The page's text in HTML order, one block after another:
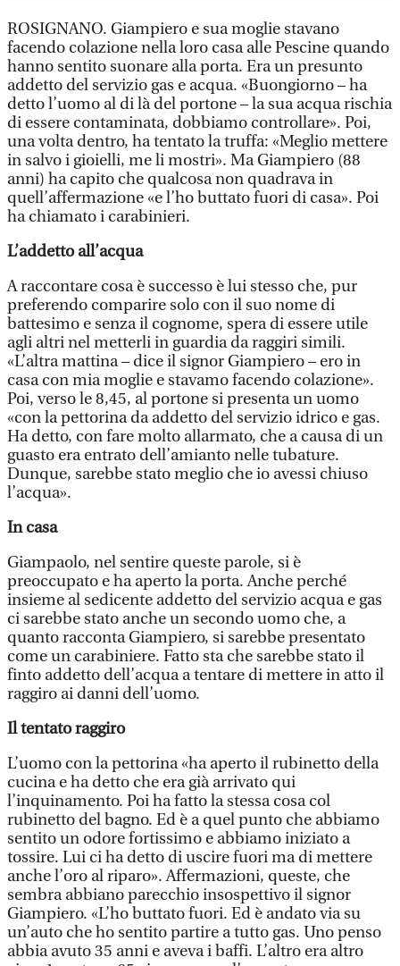
ROSIGNANO. Giampiero e sua moglie stavano
facendo colazione nella loro casa alle Pescine quando
hanno sentito suonare alla porta. Era un presunto
addetto del servizio gas e acqua. «Buongiorno – ha
detto l’uomo al di là del portone – la sua acqua rischia
di essere contaminata, dobbiamo controllare». Poi,
una volta dentro, ha tentato la truffa: «Meglio mettere
in salvo i gioielli, me li mostri». Ma Giampiero (88
anni) ha capito che qualcosa non quadrava in
quell’affermazione «e l’ho buttato fuori di casa». Poi
ha chiamato i carabinieri.
L’addetto all’acqua
A raccontare cosa è successo è lui stesso che, pur
preferendo comparire solo con il suo nome di
battesimo e senza il cognome, spera di essere utile
agli altri nel metterli in guardia da raggiri simili.
«L’altra mattina – dice il signor Giampiero – ero in
casa con mia moglie e stavamo facendo colazione».
Poi, verso le 8,45, al portone si presenta un uomo
«con la pettorina da addetto del servizio idrico e gas.
Ha detto, con fare molto allarmato, che a causa di un
guasto era entrato dell’amianto nelle tubature.
Dunque, sarebbe stato meglio che io avessi chiuso
l’acqua».
In casa
Giampaolo, nel sentire queste parole, si è
preoccupato e ha aperto la porta. Anche perché
insieme al sedicente addetto del servizio acqua e gas
ci sarebbe stato anche un secondo uomo che, a
quanto racconta Giampiero, si sarebbe presentato
come un carabiniere. Fatto sta che sarebbe stato il
finto addetto dell’acqua a tentare di mettere in atto il
raggiro ai danni dell’uomo.
Il tentato raggiro
L’uomo con la pettorina «ha aperto il rubinetto della
cucina e ha detto che era già arrivato qui
l’inquinamento. Poi ha fatto la stessa cosa col
rubinetto del bagno. Ed è a quel punto che abbiamo
sentito un odore fortissimo e abbiamo iniziato a
tossire. Lui ci ha detto di uscire fuori ma di mettere
anche l’oro al riparo». Affermazioni, queste, che
sembra abbiano parecchio insospettivo il signor
Giampiero. «L’ho buttato fuori. Ed è andato via su
un’auto che ho sentito partire a tutto gas. Uno penso
abbia avuto 35 anni e aveva i baffi. L’altro era altro